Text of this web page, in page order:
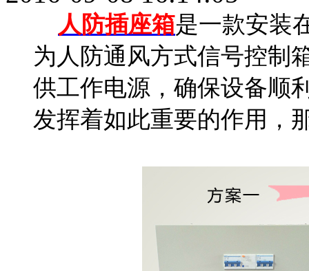
人防插座箱是一款安装
为人防通风方式信号控制
供工作电源，确保设备顺
发挥着如此重要的作用，